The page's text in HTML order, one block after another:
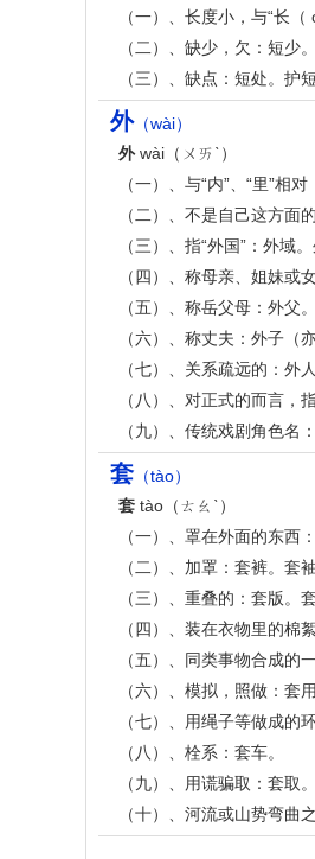
（一）、长度小，与“长
（二）、缺少，欠：短少
（三）、缺点：短处。护
外（wài）
外wài（ㄨㄞˋ）
（一）、与“内”、“里”相
（二）、不是自己这方面
（三）、指“外国”：外域
（四）、称母亲、姐妹或
（五）、称岳父母：外父
（六）、称丈夫：外子（
（七）、关系疏远的：外人
（八）、对正式的而言，
（九）、传统戏剧角色名
套（tào）
套 tào（ㄊㄠˋ）
（一）、罩在外面的东西
（二）、加罩：套裤。套袖
（三）、重叠的：套版。
（四）、装在衣物里的棉
（五）、同类事物合成的
（六）、模拟，照做：套
（七）、用绳子等做成的
（八）、栓系：套车。
（九）、用谎骗取：套取
（十）、河流或山势弯曲